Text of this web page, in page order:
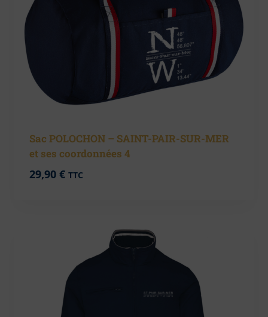
Sac POLOCHON – SAINT-PAIR-SUR-MER
et ses coordonnées 4
29,90 € TTC